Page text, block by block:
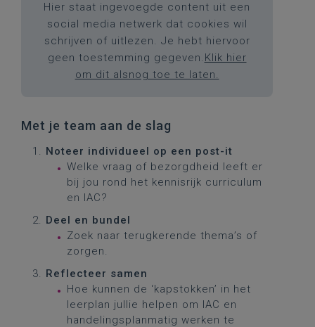
Hier staat ingevoegde content uit een
social media netwerk dat cookies wil
schrijven of uitlezen. Je hebt hiervoor
geen toestemming gegeven. Klik hier
om dit alsnog toe te laten.
Met je team aan de slag
Noteer individueel op een post-it
Welke vraag of bezorgdheid leeft er
bij jou rond het kennisrijk curriculum
en IAC?
Deel en bundel
Zoek naar terugkerende thema’s of
zorgen.
Reflecteer samen
Hoe kunnen de ‘kapstokken’ in het
leerplan jullie helpen om IAC en
handelingsplanmatig werken te